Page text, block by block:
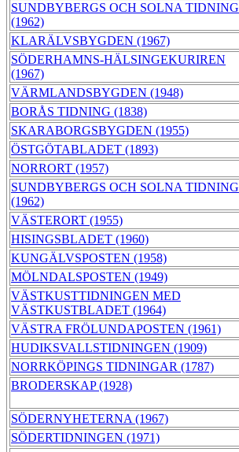
SUNDBYBERGS OCH SOLNA TIDNING
(1962)
KLARÄLVSBYGDEN (1967)
SÖDERHAMNS-HÄLSINGEKURIREN
(1967)
VÄRMLANDSBYGDEN (1948)
BORÅS TIDNING (1838)
SKARABORGSBYGDEN (1955)
ÖSTGÖTABLADET (1893)
NORRORT (1957)
SUNDBYBERGS OCH SOLNA TIDNING
(1962)
VÄSTERORT (1955)
HISINGSBLADET (1960)
KUNGÄLVSPOSTEN (1958)
MÖLNDALSPOSTEN (1949)
VÄSTKUSTTIDNINGEN MED
VÄSTKUSTBLADET (1964)
VÄSTRA FRÖLUNDAPOSTEN (1961)
HUDIKSVALLSTIDNINGEN (1909)
NORRKÖPINGS TIDNINGAR (1787)
BRODERSKAP (1928)
SÖDERNYHETERNA (1967)
SÖDERTIDNINGEN (1971)